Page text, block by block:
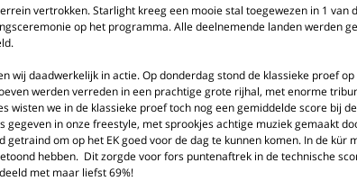
vertrokken. Starlight kreeg een mooie stal toegewezen in 1 van
op het programma. Alle deelnemende landen werden
wij daadwerkelijk in actie. Op donderdag stond de klassieke proef
werden verreden in een prachtige grote rijhal, met enorme
wisten we in de klassieke proef toch nog een gemiddelde score bij
gegeven in onze freestyle, met sprookjes achtige muziek gemaakt
getraind om op het EK goed voor de dag te kunnen komen. In de kür
hebben. Dit zorgde voor fors puntenaftrek in de technische
met maar liefst 69%!